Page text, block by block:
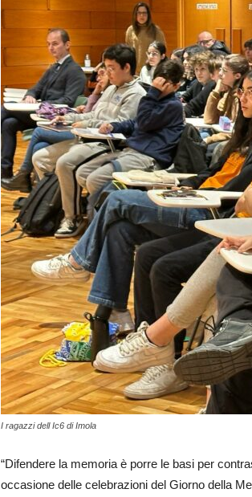
I ragazzi dell Ic6 di Imola
“Difendere la memoria è porre le basi per
occasione delle celebrazioni del Giorno della